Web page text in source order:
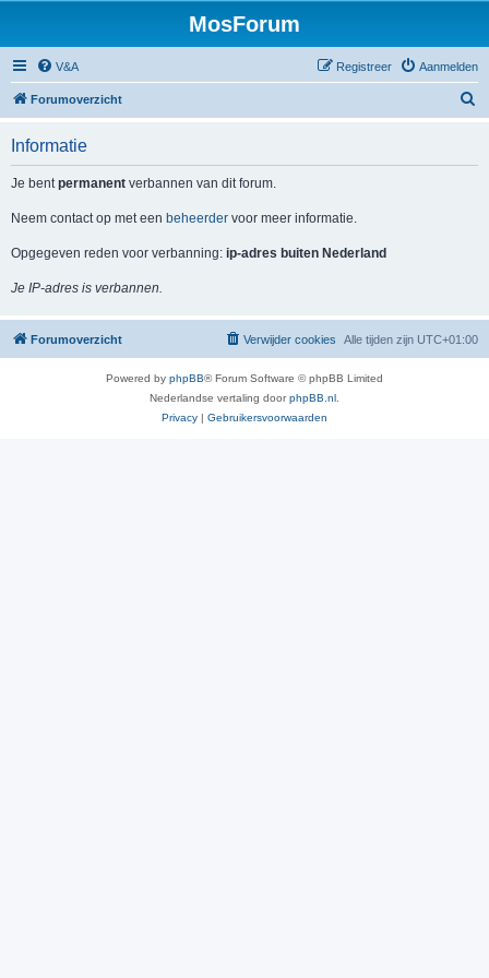
MosForum
V&A Aanmelden
Registreer
Forumoverzicht
Informatie
Je bentpermanent verbannen van dit forum.
Neem contact op met een beheerder voor meer informatie.
Opgegeven reden voor verbanning: ip-adres buiten Nederland
Je IP-adres is verbannen.
Forumoverzicht Alle tijden zijn UTC+01:00
Verwijder cookies
Powered by phpBB® Forum Software © phpBB Limited
Nederlandse vertaling doorphpBB.nl
Privacy | Gebruikersvoorwaarden